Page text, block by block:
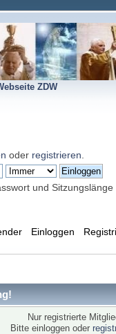
ZDW
oder registrieren
und Sitzungslänge
Einloggen
Nur registrierte
Bitte einloggen oder